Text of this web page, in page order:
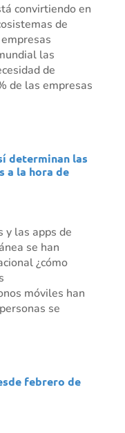
convirtiendo en
de
las
de
de las empresas
determinan las
a la hora de
y las apps de
se han
¿cómo
móviles han
se
febrero de